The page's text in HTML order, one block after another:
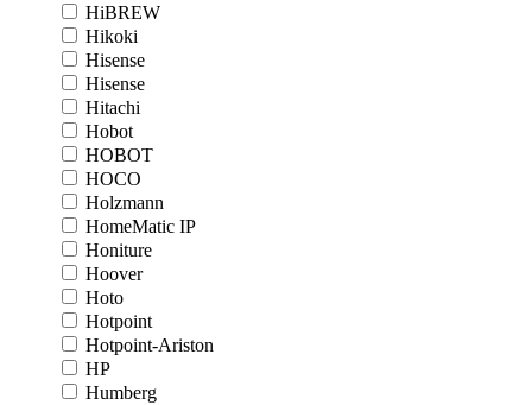
HiBREW
Hikoki
Hisense
Hisense
Hitachi
Hobot
HOBOT
HOCO
Holzmann
HomeMatic IP
Honiture
Hoover
Hoto
Hotpoint
Hotpoint-Ariston
HP
Humberg